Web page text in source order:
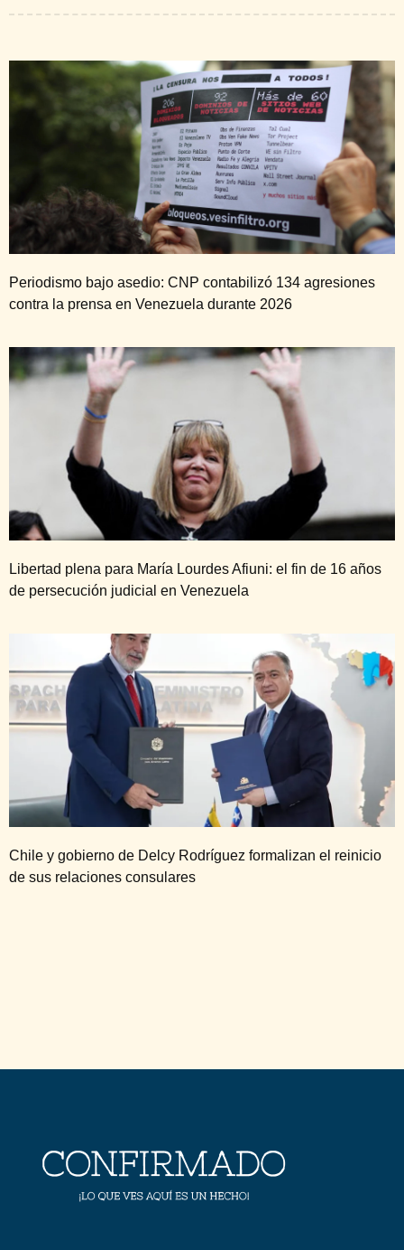
Periodismo bajo asedio: CNP contabilizó 134 agresiones
contra la prensa en Venezuela durante 2026
Libertad plena para María Lourdes Afiuni: el fin de 16 años
de persecución judicial en Venezuela
Chile y gobierno de Delcy Rodríguez formalizan el reinicio
de sus relaciones consulares